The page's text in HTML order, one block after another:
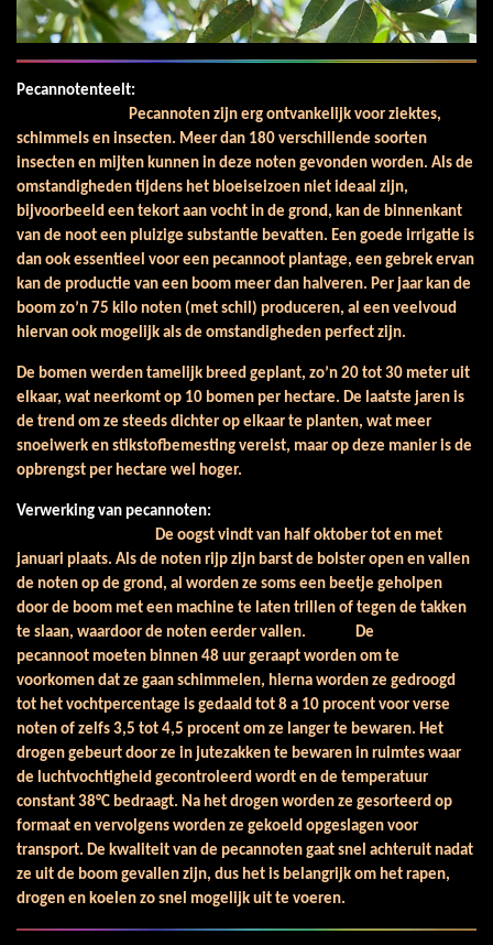
Pecannotenteelt:
Pecannoten zijn erg ontvankelijk voor ziektes,
schimmels en insecten. Meer dan 180 verschillende soorten
insecten en mijten kunnen in deze noten gevonden worden. Als de
omstandigheden tijdens het bloeiseizoen niet ideaal zijn,
bijvoorbeeld een tekort aan vocht in de grond, kan de binnenkant
van de noot een pluizige substantie bevatten. Een goede irrigatie is
dan ook essentieel voor een pecannoot plantage, een gebrek ervan
kan de productie van een boom meer dan halveren. Per jaar kan de
boom zo’n 75 kilo noten (met schil) produceren, al een veelvoud
hiervan ook mogelijk als de omstandigheden perfect zijn.
De bomen werden tamelijk breed geplant, zo’n 20 tot 30 meter uit
elkaar, wat neerkomt op 10 bomen per hectare. De laatste jaren is
de trend om ze steeds dichter op elkaar te planten, wat meer
snoeiwerk en stikstofbemesting vereist, maar op deze manier is de
opbrengst per hectare wel hoger.
Verwerking van pecannoten:
De oogst vindt van half oktober tot en met
januari plaats. Als de noten rijp zijn barst de bolster open en vallen
de noten op de grond, al worden ze soms een beetje geholpen
door de boom met een machine te laten trillen of tegen de takken
te slaan, waardoor de noten eerder vallen. De
pecannoot moeten binnen 48 uur geraapt worden om te
voorkomen dat ze gaan schimmelen, hierna worden ze gedroogd
tot het vochtpercentage is gedaald tot 8 a 10 procent voor verse
noten of zelfs 3,5 tot 4,5 procent om ze langer te bewaren. Het
drogen gebeurt door ze in jutezakken te bewaren in ruimtes waar
de luchtvochtigheid gecontroleerd wordt en de temperatuur
constant 38°C bedraagt. Na het drogen worden ze gesorteerd op
formaat en vervolgens worden ze gekoeld opgeslagen voor
transport. De kwaliteit van de pecannoten gaat snel achteruit nadat
ze uit de boom gevallen zijn, dus het is belangrijk om het rapen,
drogen en koelen zo snel mogelijk uit te voeren.